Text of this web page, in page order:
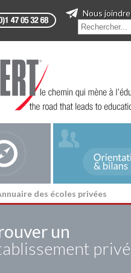
Nous joindre
des écoles privées
un
privé